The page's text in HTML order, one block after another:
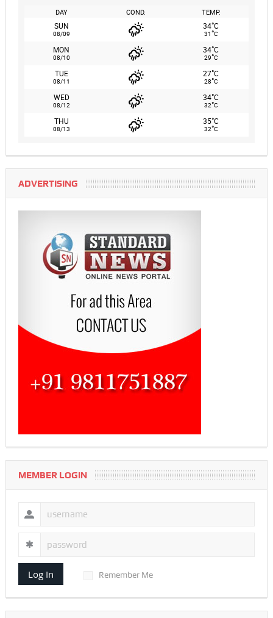
DAY COND. TEMP.
SUN
08/09
34°C
31°C
MON
08/10
34°C
29°C
TUE
08/11
27°C
28°C
WED
08/12
34°C
32°C
THU
08/13
35°C
32°C
ADVERTISING
MEMBER LOGIN
Log In Remember Me